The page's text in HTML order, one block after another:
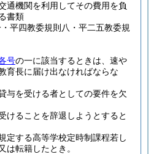
通機関を利用してその費用を負
書類
平四教委規則八・平二五教委規
号の一に該当するときは、速や
育長に届け出なければならな
与を受ける者としての要件を欠
けることを辞退しようとすると
定する高等学校定時制課程若し
は転籍したとき。